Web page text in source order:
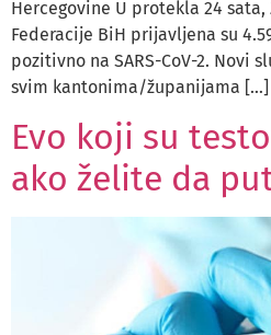
Hercegovine U protekla 24
Federacije BiH prijavljena su
pozitivno na SARS-CoV-2. Novi
svim kantonima/županijama […]
Evo koji su
ako želite da